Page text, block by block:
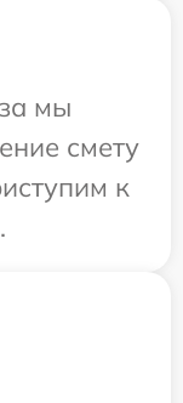
мы
смету
к